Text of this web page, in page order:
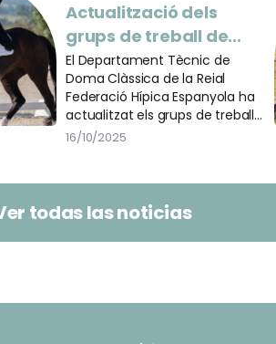
Actualització dels
grups de treball de
menors en doma
clàssica
El Departament Tècnic de
Doma Clàssica de la Reial
Federació Hípica Espanyola ha
actualitzat els grups de treball
nacionals i internacionals en les
binomis per als clinics de
formació:
16/10/2025
todas las noticias